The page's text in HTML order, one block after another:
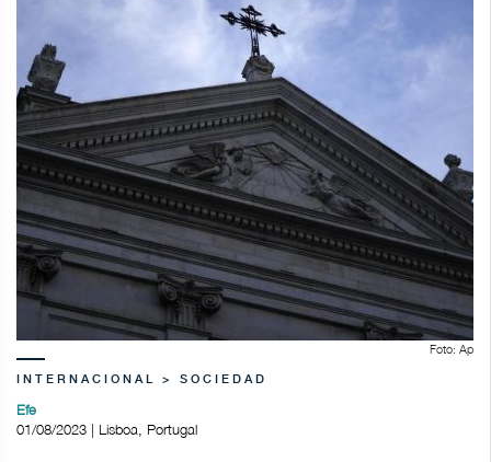
Foto: Ap
INTERNACIONAL > SOCIEDAD
Efe
01/08/2023 | Lisboa, Portugal